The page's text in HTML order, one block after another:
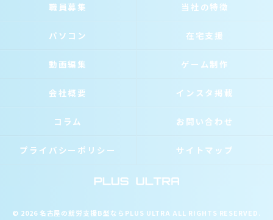
職員募集 当社の特徴
パソコン 在宅支援
動画編集 ゲーム制作
会社概要 インスタ掲載
コラム お問い合わせ
プライバシーポリシー サイトマップ
© 2026 名古屋の就労支援B型ならPLUS ULTRA ALL RIGHTS RESERVED.